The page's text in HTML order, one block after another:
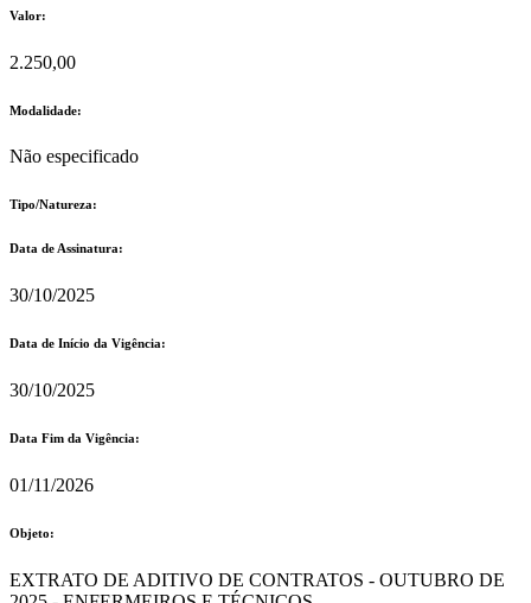
Valor:
2.250,00
Modalidade:
Não especificado
Tipo/Natureza:
Data de Assinatura:
30/10/2025
Data de Início da Vigência:
30/10/2025
Data Fim da Vigência:
01/11/2026
Objeto:
EXTRATO DE ADITIVO DE CONTRATOS - OUTUBRO DE